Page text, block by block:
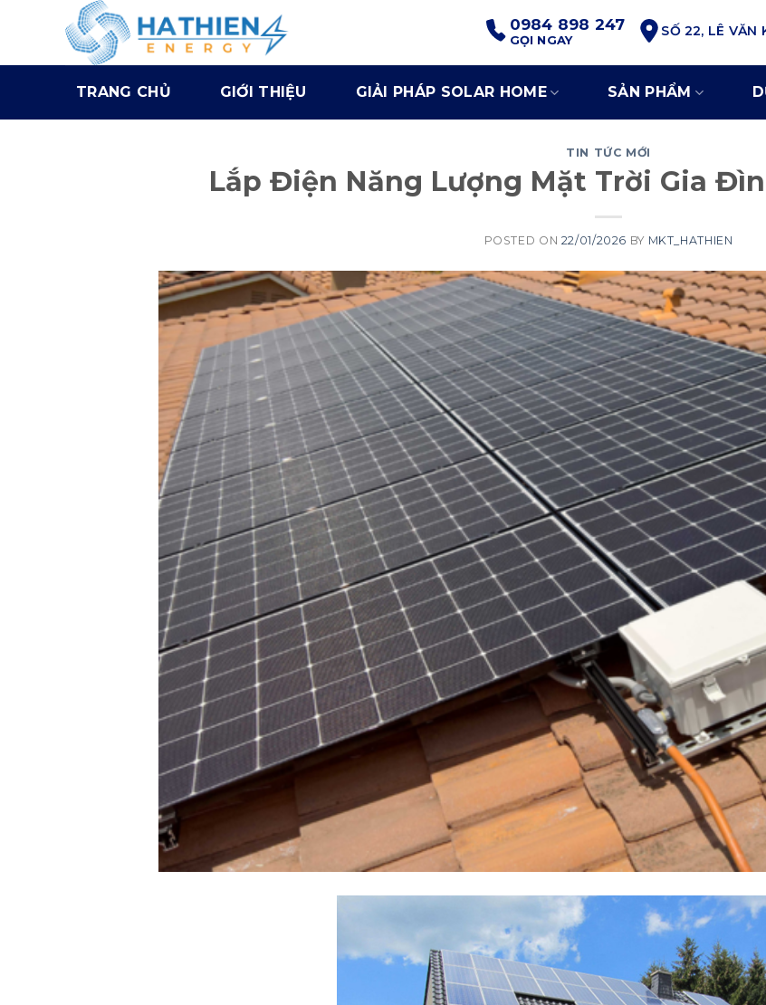
0984 898 247
GỌI NGAY
SỐ 22, LÊ VĂN
TRANG CHỦ GIỚI THIỆU GIẢI PHÁP SOLAR HOME SẢN PHẨM
TIN TỨC MỚI
Lắp Điện Năng Lượng Mặt Trời Gia
POSTED ON 22/01/2026 BY MKT_HATHIEN